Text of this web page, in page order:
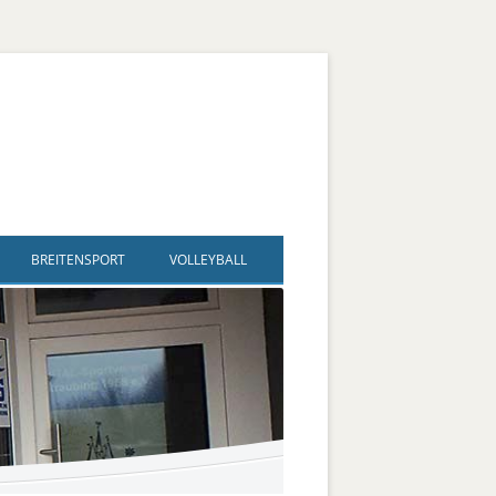
Sport – SAG Inklusiver
Kanugruppe
BREITENSPORT
Volleyball
Fußballtennis
Flip Flops
Vertikaltuch / Luftakrobatik
Kegeln
VOLLEYBALL
Spielplan + Ergebnisse
Trainingszeiten
Bezirksliga männlich
Jugend männlich U 18 + U20
Jugend männlich U 16